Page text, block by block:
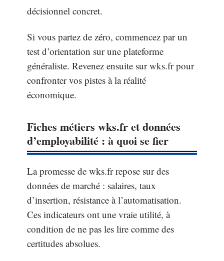
décisionnel concret.
Si vous partez de zéro, commencez par un
test d’orientation sur une plateforme
généraliste. Revenez ensuite sur wks.fr pour
confronter vos pistes à la réalité
économique.
Fiches métiers wks.fr et données
d’employabilité : à quoi se fier
La promesse de wks.fr repose sur des
données de marché : salaires, taux
d’insertion, résistance à l’automatisation.
Ces indicateurs ont une vraie utilité, à
condition de ne pas les lire comme des
certitudes absolues.